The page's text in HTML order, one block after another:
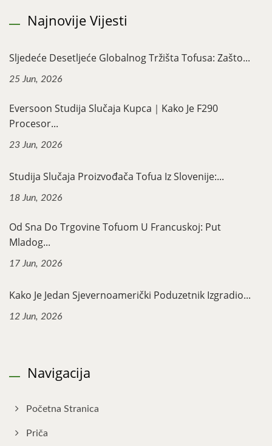
Najnovije Vijesti
Sljedeće Desetljeće Globalnog Tržišta Tofusa: Zašto...
25 Jun, 2026
Eversoon Studija Slučaja Kupca｜Kako Je F290
Procesor...
23 Jun, 2026
Studija Slučaja Proizvođača Tofua Iz Slovenije:...
18 Jun, 2026
Od Sna Do Trgovine Tofuom U Francuskoj: Put
Mladog...
17 Jun, 2026
Kako Je Jedan Sjevernoamerički Poduzetnik Izgradio...
12 Jun, 2026
Navigacija
Početna Stranica
Priča